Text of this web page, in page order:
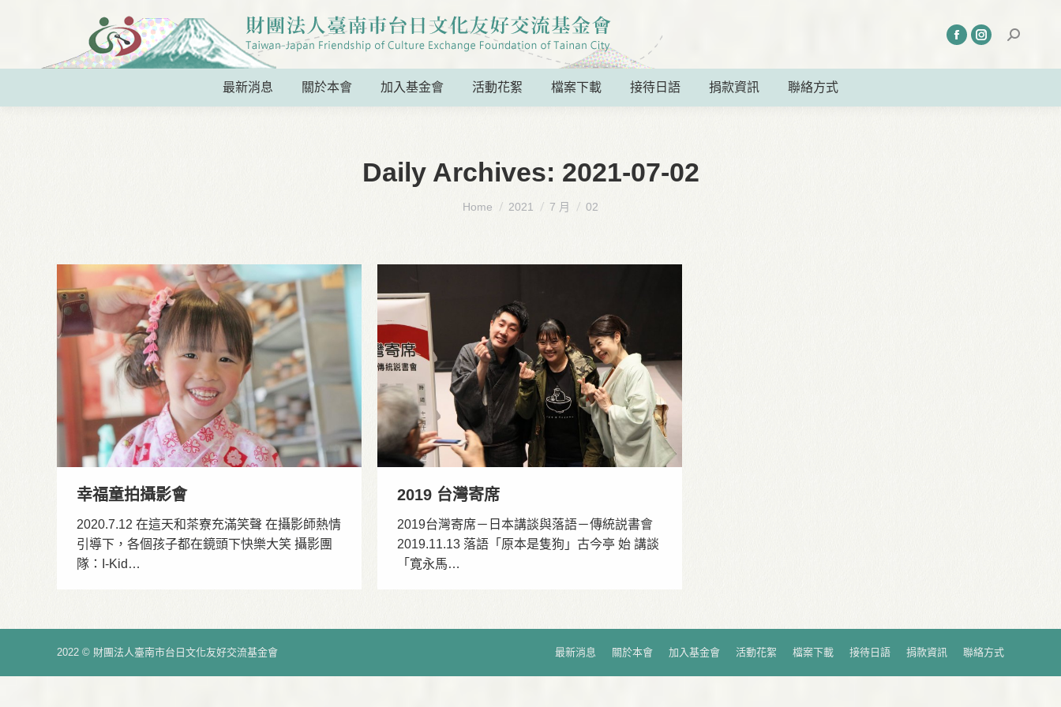
最新消息 關於本會 加入基金會 活動花絮 檔案下載 接待日語 捐款資訊 聯絡方式
Daily Archives: 2021-07-02
You are here:
Home 2021 7 月 02
幸福童拍攝影會
2020.7.12 在這天和茶寮充滿笑聲 在攝影師熱情
引導下，各個孩子都在鏡頭下快樂大笑 攝影團
隊：I-Kid…
2019 台灣寄席
2019台灣寄席－日本講談與落語－傳統説書會
2019.11.13 落語「原本是隻狗」古今亭 始 講談
「寛永馬…
2022 © 財團法人臺南市台日文化友好交流基金會 最新消息 關於本會 加入基金會 活動花絮 檔案下載 接待日語 捐款資訊 聯絡方式